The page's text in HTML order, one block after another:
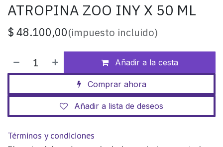
ATROPINA ZOO INY X 50 ML
$ 48.100,00(impuesto incluido)
Añadir a la cesta
Comprar ahora
Añadir a lista de deseos
Términos y condiciones